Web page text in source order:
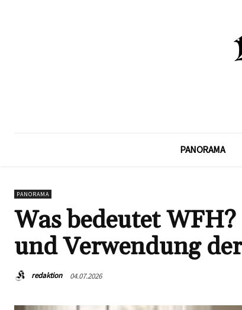
PANORAMA
PANORAMA
Was bedeutet
und Verwendung
redaktion 04.07.2026